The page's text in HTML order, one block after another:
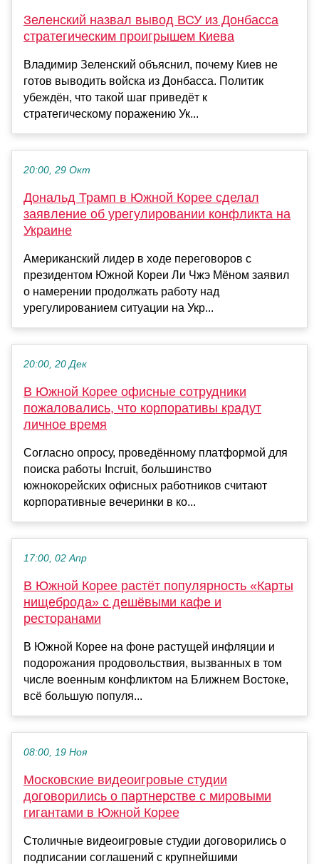
Зеленский назвал вывод ВСУ из Донбасса
стратегическим проигрышем Киева
Владимир Зеленский объяснил, почему Киев не
готов выводить войска из Донбасса. Политик
убеждён, что такой шаг приведёт к
стратегическому поражению Ук...
20:00, 29 Окт
Дональд Трамп в Южной Корее сделал
заявление об урегулировании конфликта на
Украине
Американский лидер в ходе переговоров с
президентом Южной Кореи Ли Чжэ Мёном заявил
о намерении продолжать работу над
урегулированием ситуации на Укр...
20:00, 20 Дек
В Южной Корее офисные сотрудники
пожаловались, что корпоративы крадут
личное время
Согласно опросу, проведённому платформой для
поиска работы Incruit, большинство
южнокорейских офисных работников считают
корпоративные вечеринки в ко...
17:00, 02 Апр
В Южной Корее растёт популярность «Карты
нищеброда» с дешёвыми кафе и
ресторанами
В Южной Корее на фоне растущей инфляции и
подорожания продовольствия, вызванных в том
числе военным конфликтом на Ближнем Востоке,
всё большую популя...
08:00, 19 Ноя
Московские видеоигровые студии
договорились о партнерстве с мировыми
гигантами в Южной Корее
Столичные видеоигровые студии договорились о
подписании соглашений с крупнейшими